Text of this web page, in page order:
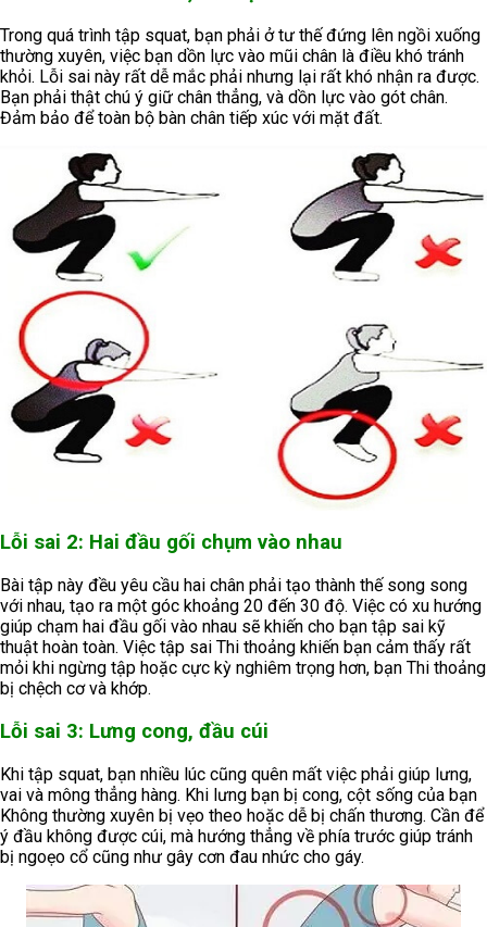
Trong quá trình tập squat, bạn phải ở tư thế đứng lên ngồi xuống
thường xuyên, việc bạn dồn lực vào mũi chân là điều khó tránh
khỏi. Lỗi sai này rất dễ mắc phải nhưng lại rất khó nhận ra được.
Bạn phải thật chú ý giữ chân thẳng, và dồn lực vào gót chân.
Đảm bảo để toàn bộ bàn chân tiếp xúc với mặt đất.
Lỗi sai 2: Hai đầu gối chụm vào nhau
Bài tập này đều yêu cầu hai chân phải tạo thành thế song song
với nhau, tạo ra một góc khoảng 20 đến 30 độ. Việc có xu hướng
giúp chạm hai đầu gối vào nhau sẽ khiến cho bạn tập sai kỹ
thuật hoàn toàn. Việc tập sai Thi thoảng khiến bạn cảm thấy rất
mỏi khi ngừng tập hoặc cực kỳ nghiêm trọng hơn, bạn Thi thoảng
bị chệch cơ và khớp.
Lỗi sai 3: Lưng cong, đầu cúi
Khi tập squat, bạn nhiều lúc cũng quên mất việc phải giúp lưng,
vai và mông thẳng hàng. Khi lưng bạn bị cong, cột sống của bạn
Không thường xuyên bị vẹo theo hoặc dễ bị chấn thương. Cần để
ý đầu không được cúi, mà hướng thẳng về phía trước giúp tránh
bị ngoẹo cổ cũng như gây cơn đau nhức cho gáy.